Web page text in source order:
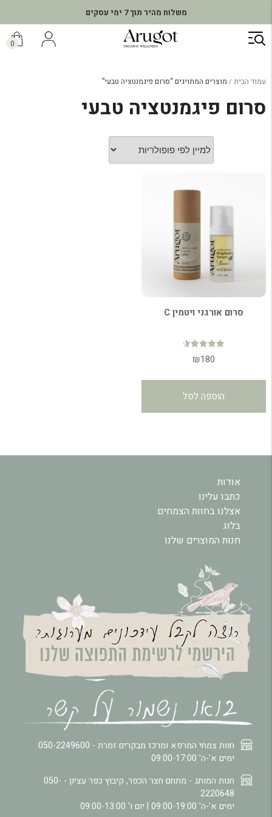
משלוח מהיר תוך 7 ימי עסקים
דילוג
לתוכן
0
עמוד הבית מוצרים המתויגים “סרום פיגמנטציה טבעי”
סרום פיגמנטציה טבעי
סרום אורגני ויטמין C
דורג
4.64
₪180
הוספה לסל
חוות צמחי המרפא ומרכז מבקרים זמרת - 050-2249600
ימים א’-ה’ 09:00-17:00
חנות המותג - מתחם חצר הכפר, קיבוץ כפר עציון - 050-
2220648
ימים א’-ה’ 09:00-19:00 | יום ו’ 09:00-13:00
אודות
כתבו עלינו
אצלנו בחוות הצמחים
בלוג
חנות המוצרים שלנו